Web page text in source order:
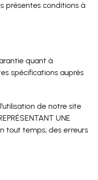
présentes conditions à
quant à
spécifications auprès
de notre site
UNE
tout temps; des erreurs